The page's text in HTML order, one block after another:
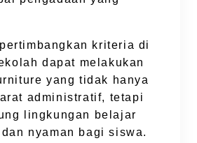
kriteria di
dapat melakukan
yang tidak hanya
administratif, tetapi
lingkungan belajar
nyaman bagi siswa.